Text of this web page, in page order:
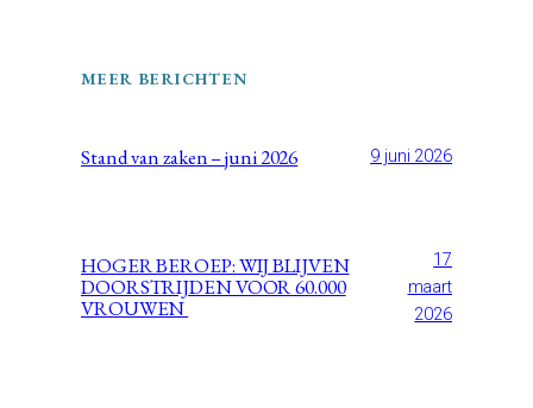
MEER BERICHTEN
Stand van zaken – juni 2026 9 juni 2026
HOGER BEROEP: WIJ BLIJVEN
DOORSTRIJDEN VOOR 60.000
VROUWEN
17
maart
2026